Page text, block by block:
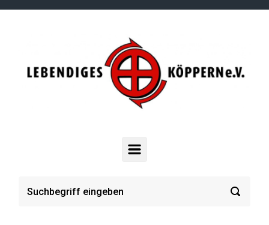
Zum Hauptinhalt springen